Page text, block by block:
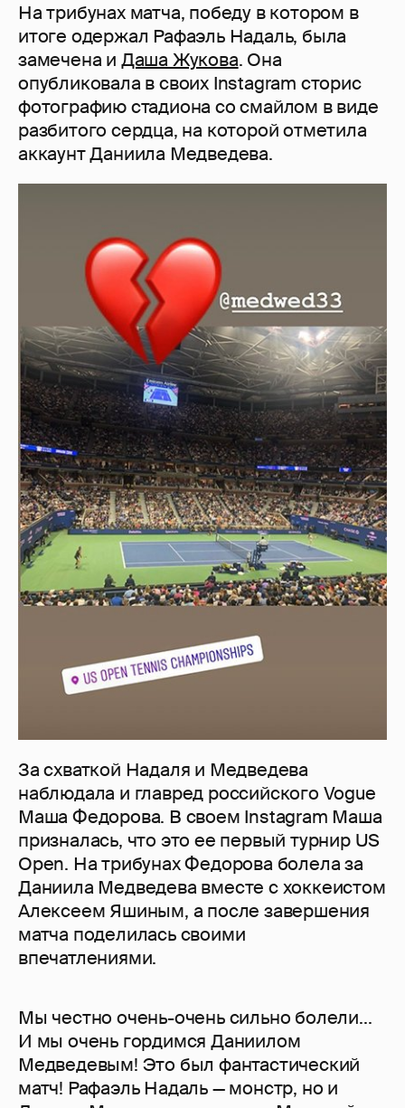
На трибунах матча, победу в котором в
итоге одержал Рафаэль Надаль, была
замечена и Даша Жукова. Она
опубликовала в своих Instagram сторис
фотографию стадиона со смайлом в виде
разбитого сердца, на которой отметила
аккаунт Даниила Медведева.
За схваткой Надаля и Медведева
наблюдала и главред российского Vogue
Маша Федорова. В своем Instagram Маша
призналась, что это ее первый турнир US
Open. На трибунах Федорова болела за
Даниила Медведева вместе с хоккеистом
Алексеем Яшиным, а после завершения
матча поделилась своими
впечатлениями.
Мы честно очень-очень сильно болели...
И мы очень гордимся Даниилом
Медведевым! Это был фантастический
матч! Рафаэль Надаль — монстр, но и